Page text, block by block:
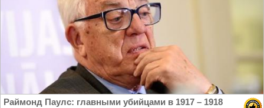
Раймонд Паулс: главными убийцами в 1917 – 1918